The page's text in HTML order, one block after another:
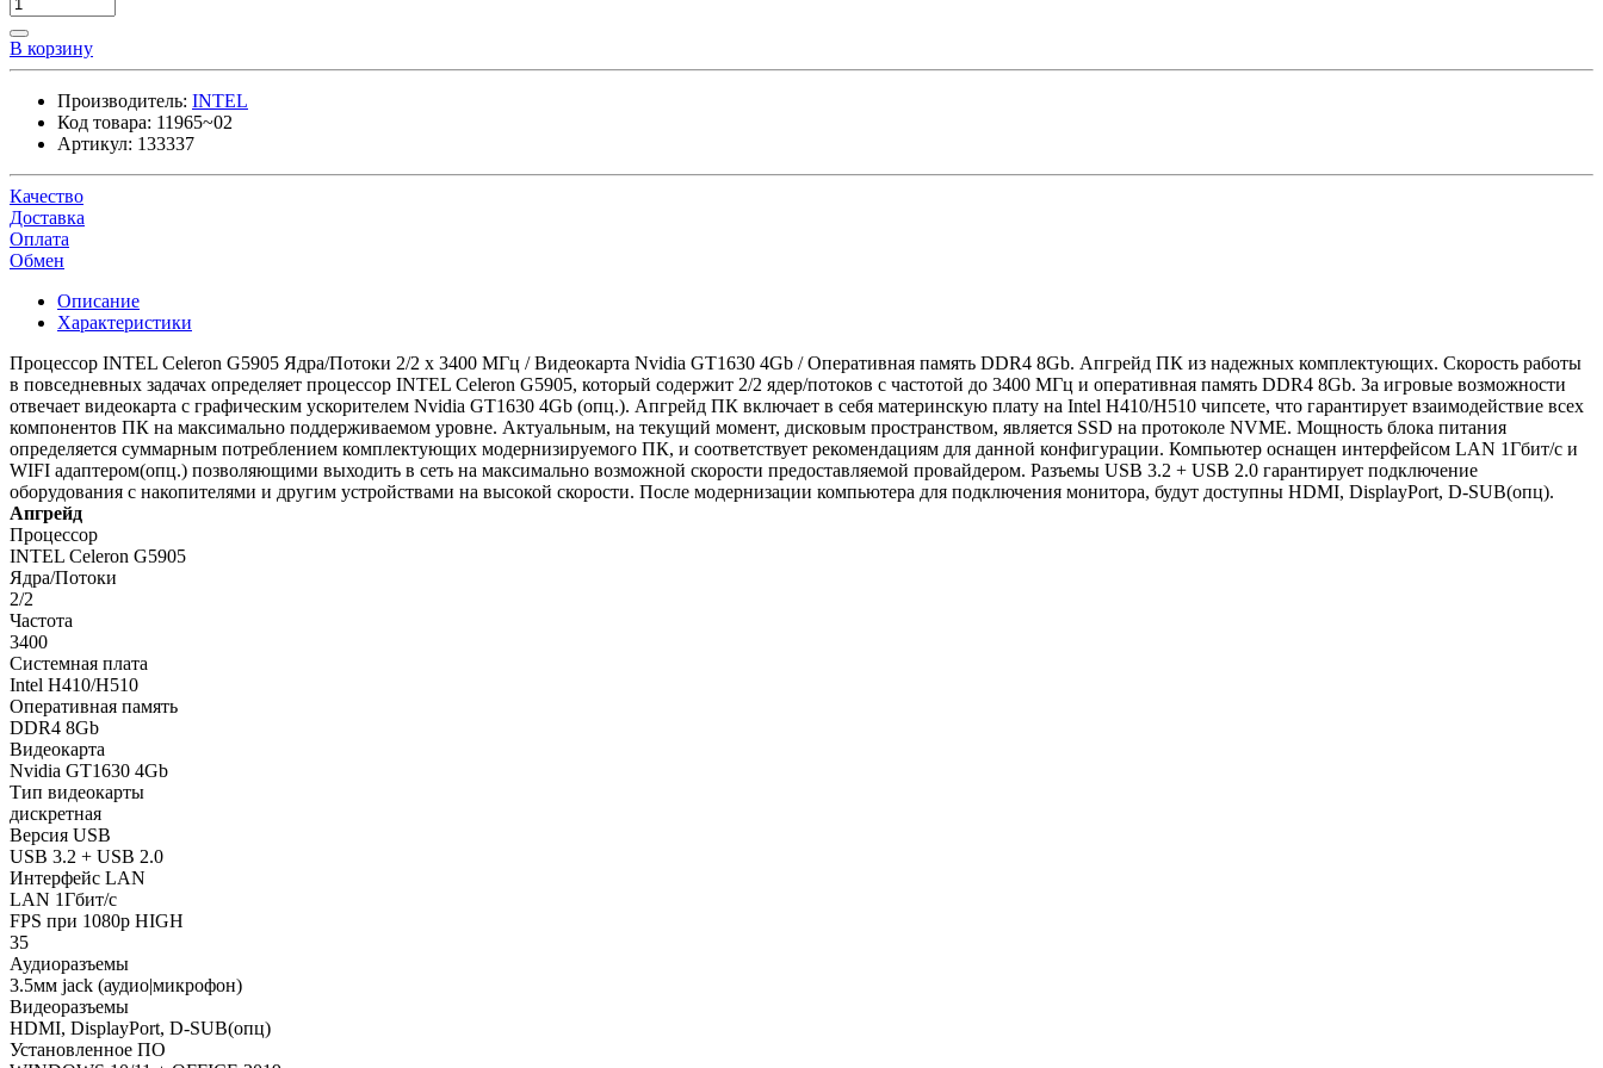
В корзину
Производитель: INTEL
Код товара: 11965~02
Артикул: 133337
Качество
Доставка
Оплата
Обмен
Описание
Характеристики
Процессор INTEL Celeron G5905 Ядра/Потоки 2/2 x 3400 МГц / Видеокарта Nvidia GT1630 4Gb / Оперативная память DDR4 8Gb. Апгрейд ПК из надежных комплектующих. Скорость работы
в повседневных задачах определяет процессор INTEL Celeron G5905, который содержит 2/2 ядер/потоков с частотой до 3400 МГц и оперативная память DDR4 8Gb. За игровые возможности
отвечает видеокарта с графическим ускорителем Nvidia GT1630 4Gb (опц.). Апгрейд ПК включает в себя материнскую плату на Intel H410/H510 чипсете, что гарантирует взаимодействие всех
компонентов ПК на максимально поддерживаемом уровне. Актуальным, на текущий момент, дисковым пространством, является SSD на протоколе NVME. Мощность блока питания
определяется суммарным потреблением комплектующих модернизируемого ПК, и соответствует рекомендациям для данной конфигурации. Компьютер оснащен интерфейсом LAN 1Гбит/с и
WIFI адаптером(опц.) позволяющими выходить в сеть на максимально возможной скорости предоставляемой провайдером. Разъемы USB 3.2 + USB 2.0 гарантирует подключение
оборудования с накопителями и другим устройствами на высокой скорости. После модернизации компьютера для подключения монитора, будут доступны HDMI, DisplayPort, D-SUB(опц).
Апгрейд
Процессор
INTEL Celeron G5905
Ядра/Потоки
2/2
Частота
3400
Системная плата
Intel H410/H510
Оперативная память
DDR4 8Gb
Видеокарта
Nvidia GT1630 4Gb
Тип видеокарты
дискретная
Версия USB
USB 3.2 + USB 2.0
Интерфейс LAN
LAN 1Гбит/с
FPS при 1080p HIGH
35
Аудиоразъемы
3.5мм jack (аудио|микрофон)
Видеоразъемы
HDMI, DisplayPort, D-SUB(опц)
Установленное ПО